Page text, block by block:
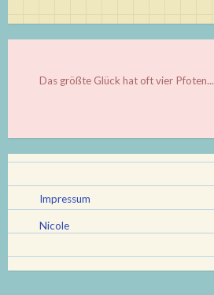
Das größte Glück hat oft vier Pfoten...
Impressum
Nicole